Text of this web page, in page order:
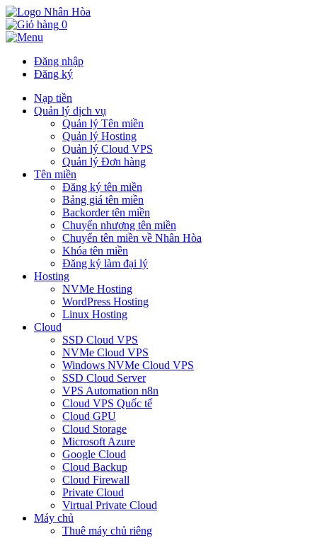
0
Đăng nhập
Đăng ký
Nạp tiền
Quản lý dịch vụ
Quản lý Tên miền
Quản lý Hosting
Quản lý Cloud VPS
Quản lý Đơn hàng
Tên miền
Đăng ký tên miền
Bảng giá tên miền
Backorder tên miền
Chuyển nhượng tên miền
Chuyển tên miền về Nhân Hòa
Khóa tên miền
Đăng ký làm đại lý
Hosting
NVMe Hosting
WordPress Hosting
Linux Hosting
Cloud
SSD Cloud VPS
NVMe Cloud VPS
Windows NVMe Cloud VPS
SSD Cloud Server
VPS Automation n8n
Cloud VPS Quốc tế
Cloud GPU
Cloud Storage
Microsoft Azure
Google Cloud
Cloud Backup
Cloud Firewall
Private Cloud
Virtual Private Cloud
Máy chủ
Thuê máy chủ riêng